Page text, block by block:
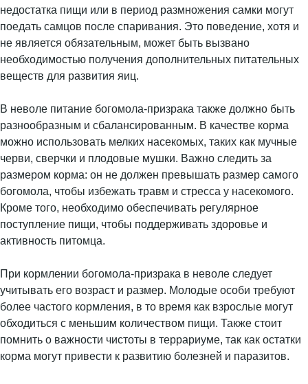
недостатка пищи или в период размножения самки могут
поедать самцов после спаривания. Это поведение, хотя и
не является обязательным, может быть вызвано
необходимостью получения дополнительных питательных
веществ для развития яиц.
В неволе питание богомола-призрака также должно быть
разнообразным и сбалансированным. В качестве корма
можно использовать мелких насекомых, таких как мучные
черви, сверчки и плодовые мушки. Важно следить за
размером корма: он не должен превышать размер самого
богомола, чтобы избежать травм и стресса у насекомого.
Кроме того, необходимо обеспечивать регулярное
поступление пищи, чтобы поддерживать здоровье и
активность питомца.
При кормлении богомола-призрака в неволе следует
учитывать его возраст и размер. Молодые особи требуют
более частого кормления, в то время как взрослые могут
обходиться с меньшим количеством пищи. Также стоит
помнить о важности чистоты в террариуме, так как остатки
корма могут привести к развитию болезней и паразитов.